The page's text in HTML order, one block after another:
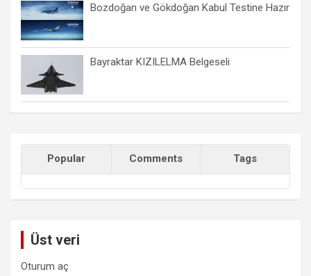
Bozdoğan ve Gökdoğan Kabul Testine Hazır
Bayraktar KIZILELMA Belgeseli
Popular Comments Tags
Üst veri
Oturum aç